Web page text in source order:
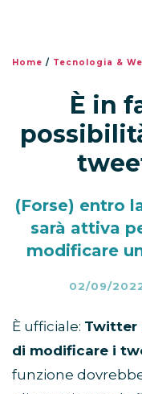
Home / Tecnologia &
È in
(Forse) entro
sarà attiva
modificare
02/09/
È ufficiale: Twitter
di modificare i
funzione